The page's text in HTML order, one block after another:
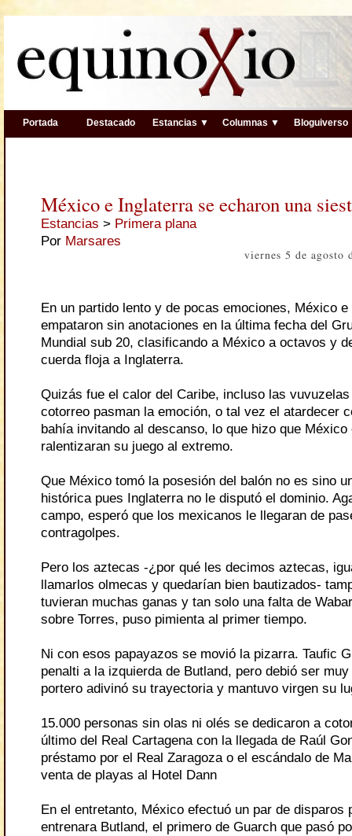
Portada Destacado Estancias ▼ Columnas ▼ Bloguiverso
México e Inglaterra se echaron una
Estancias > Primera plana
Por Marsares
viernes 5 de agosto
En un partido lento y de pocas emociones, México
empataron sin anotaciones en la última fecha del
Mundial sub 20, clasificando a México a octavos y
cuerda floja a Inglaterra.
Quizás fue el calor del Caribe, incluso las
cotorreo pasman la emoción, o tal vez el atardecer
bahía invitando al descanso, lo que hizo que México
ralentizaran su juego al extremo.
Que México tomó la posesión del balón no es sino
histórica pues Inglaterra no le disputó el dominio.
campo, esperó que los mexicanos le llegaran de
contragolpes.
Pero los aztecas -¿por qué les decimos aztecas,
llamarlos olmecas y quedarían bien bautizados-
tuvieran muchas ganas y tan solo una falta de
sobre Torres, puso pimienta al primer tiempo.
Ni con esos papayazos se movió la pizarra. Taufic
penalti a la izquierda de Butland, pero debió ser
portero adivinó su trayectoria y mantuvo virgen su
15.000 personas sin olas ni olés se dedicaron a
último del Real Cartagena con la llegada de Raúl
préstamo por el Real Zaragoza o el escándalo de
venta de playas al Hotel Dann
En el entretanto, México efectuó un par de disparos
entrenara Butland, el primero de Guarch que pasó